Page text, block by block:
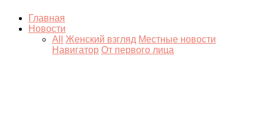
Главная
Новости
All
Женский взгляд Местные новости
Навигатор От первого лица